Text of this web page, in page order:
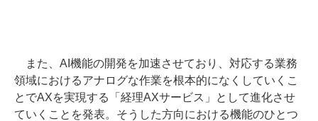
また、AI機能の開発を加速させており、対応する業務
領域におけるアナログな作業を根本的になくしていくこ
とでAXを実現する「経理AXサービス」として進化させ
ていくことを発表。そうした方向における機能のひとつ